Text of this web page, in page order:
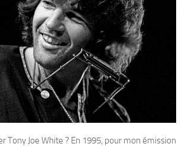
Tony Joe White ? En 1995, pour mon émission